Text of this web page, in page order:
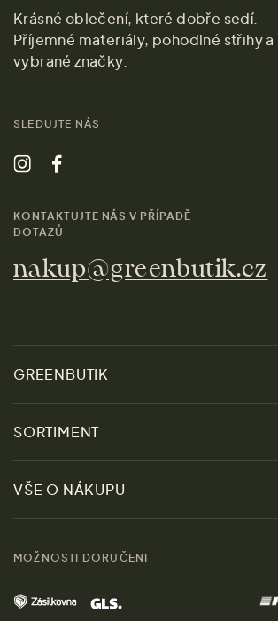
Krásné oblečení, které dobře sedí.
Příjemné materiály, pohodlné střihy
vybrané značky.
SLEDUJTE NÁS
KONTAKTUJTE NÁS V PŘÍPADĚ
DOTAZŮ
nakup@greenbutik.cz
GREENBUTIK
Udržitelnost
Obchody
Kontakt
SORTIMENT
Slevy
Ženy
Muži
Domov
VŠE O NÁKUPU
MOŽNOSTI DORUČENI